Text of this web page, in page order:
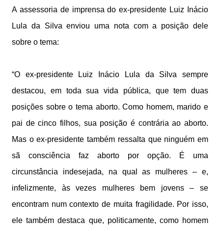
A assessoria de imprensa do ex-presidente Luiz Inácio
Lula da Silva enviou uma nota com a posição dele
sobre o tema:
“O ex-presidente Luiz Inácio Lula da Silva sempre
destacou, em toda sua vida pública, que tem duas
posições sobre o tema aborto. Como homem, marido e
pai de cinco filhos, sua posição é contrária ao aborto.
Mas o ex-presidente também ressalta que ninguém em
sã consciência faz aborto por opção. É uma
circunstância indesejada, na qual as mulheres – e,
infelizmente, às vezes mulheres bem jovens – se
encontram num contexto de muita fragilidade. Por isso,
ele também destaca que, politicamente, como homem